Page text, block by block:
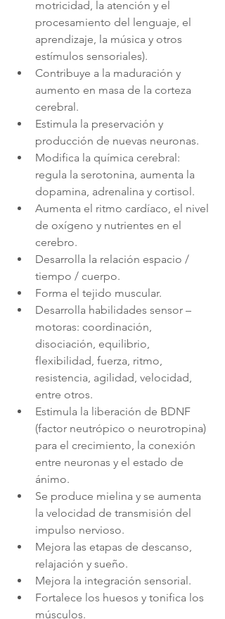
motricidad, la atención y el
procesamiento del lenguaje, el
aprendizaje, la música y otros
estímulos sensoriales).
Contribuye a la maduración y
aumento en masa de la corteza
cerebral.
Estimula la preservación y
producción de nuevas neuronas.
Modifica la química cerebral:
regula la serotonina, aumenta la
dopamina, adrenalina y cortisol.
Aumenta el ritmo cardíaco, el nivel
de oxígeno y nutrientes en el
cerebro.
Desarrolla la relación espacio /
tiempo / cuerpo.
Forma el tejido muscular.
Desarrolla habilidades sensor –
motoras: coordinación,
disociación, equilibrio,
flexibilidad, fuerza, ritmo,
resistencia, agilidad, velocidad,
entre otros.
Estimula la liberación de BDNF
(factor neutrópico o neurotropina)
para el crecimiento, la conexión
entre neuronas y el estado de
ánimo.
Se produce mielina y se aumenta
la velocidad de transmisión del
impulso nervioso.
Mejora las etapas de descanso,
relajación y sueño.
Mejora la integración sensorial.
Fortalece los huesos y tonifica los
músculos.